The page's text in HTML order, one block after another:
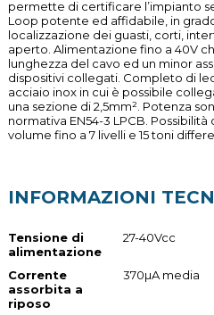
permette di certificare l’impianto
Loop potente ed affidabile, in
localizzazione dei guasti, corti,
aperto. Alimentazione fino a 40V
lunghezza del cavo ed un minor
dispositivi collegati. Completo di
acciaio inox in cui è possibile
una sezione di 2,5mm². Potenza
normativa EN54-3 LPCB.
volume fino a 7 livelli e 15 toni
INFORMAZIONI
Tensione di
alimentazione
27-40Vcc
Corrente
assorbita a
riposo
370µA media